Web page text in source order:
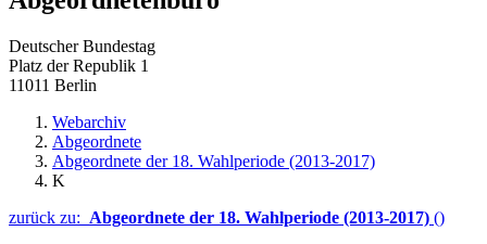
Deutscher Bundestag
Platz der Republik 1
11011 Berlin
Webarchiv
Abgeordnete
Abgeordnete der 18. Wahlperiode (2013-2017)
K
zurück zu: Abgeordnete der 18. Wahlperiode (2013-2017) ()